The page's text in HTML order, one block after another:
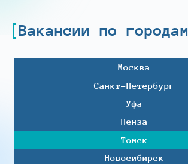
Вакансии по городам
Москва
Санкт-Петербург
Уфа
Пенза
Томск
Новосибирск